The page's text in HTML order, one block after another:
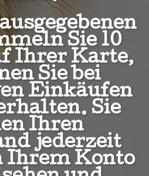
Sie 10
Ihrer Karte,
Sie bei
Einkäufen
Sie
Ihren
jederzeit
Ihrem Konto